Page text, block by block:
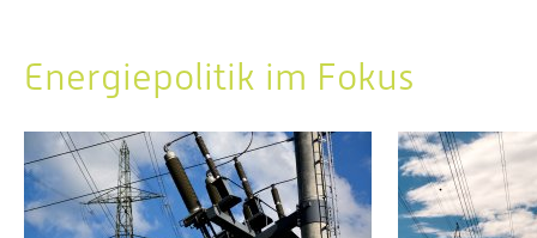
Energiepolitik im Fokus